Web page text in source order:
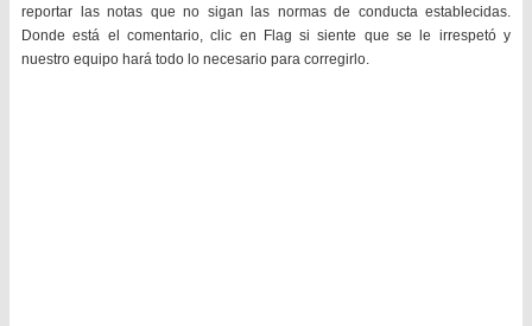
reportar las notas que no sigan las normas de conducta establecidas.
Donde está el comentario, clic en Flag si siente que se le irrespetó y
nuestro equipo hará todo lo necesario para corregirlo.